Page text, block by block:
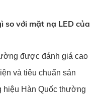
so với mặt nạ LED của
được đánh giá cao
và tiêu chuẩn sản
hiệu Hàn Quốc thường